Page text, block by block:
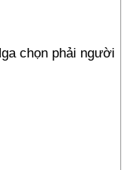
chọn phải người